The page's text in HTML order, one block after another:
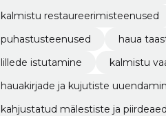
kalmistu restaureerimisteenused
puhastusteenused
haua
lillede istutamine
kalmistu
hauakirjade ja kujutiste
kahjustatud mälestiste ja